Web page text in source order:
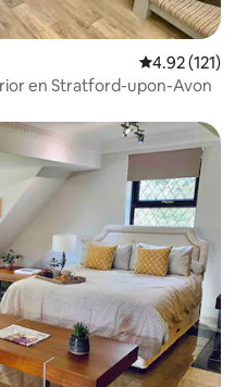
Calificación
4.92 (121)
en Stratford-upon-Avon